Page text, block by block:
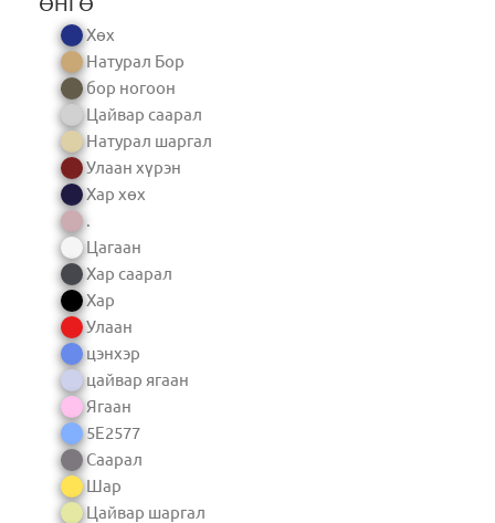
Хөх
Натурал Бор
бор ногоон
Цайвар саарал
Натурал шаргал
Улаан хүрэн
Хар хөх
.
Цагаан
Хар саарал
Хар
Улаан
цэнхэр
цайвар ягаан
Ягаан
5E2577
Саарал
Шар
Цайвар шаргал